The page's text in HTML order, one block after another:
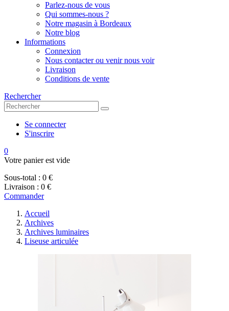
Parlez-nous de vous
Qui sommes-nous ?
Notre magasin à Bordeaux
Notre blog
Informations
Connexion
Nous contacter ou venir nous voir
Livraison
Conditions de vente
Rechercher
Se connecter
S'inscrire
0
Votre panier est vide
Sous-total : 0 €
Livraison : 0 €
Commander
Accueil
Archives
Archives luminaires
Liseuse articulée